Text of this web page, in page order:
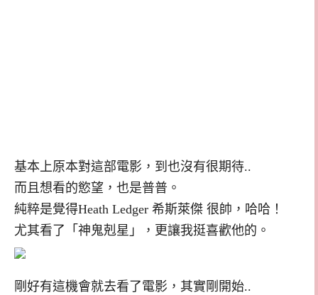
基本上原本對這部電影，到也沒有很期待..
而且想看的慾望，也是普普。
純粹是覺得Heath Ledger 希斯萊傑 很帥，哈哈！
尤其看了「神鬼剋星」，更讓我挺喜歡他的。
剛好有這機會就去看了電影，其實剛開始..